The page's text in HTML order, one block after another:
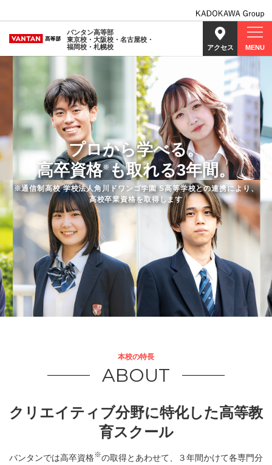
バンタン高等部
東京校・大阪校・名古屋校・
福岡校・札幌校
MENU
アクセス
プロから学べる。
高卒資格※も取れる3年間。
※通信制高校 学校法人角川ドワンゴ学園 S高等学校との連携により、
高校卒業資格を取得します
本校の特長
ABOUT
クリエイティブ分野に特化した高等教
育スクール
バンタンでは高卒資格※の取得とあわせて、３年間かけて各専門分